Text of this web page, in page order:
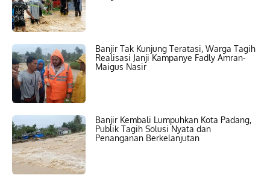
Banjir Tak Kunjung Teratasi, Warga Tagih
Realisasi Janji Kampanye Fadly Amran-
Maigus Nasir
Banjir Kembali Lumpuhkan Kota Padang,
Publik Tagih Solusi Nyata dan
Penanganan Berkelanjutan